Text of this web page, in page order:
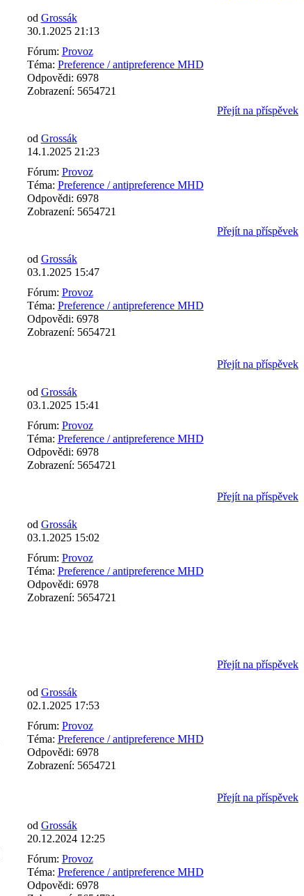
od Grossák
30.1.2025 21:13
Fórum: Provoz
Téma: Preference / antipreference MHD
Odpovědi: 6978
Zobrazení: 5654721
Přejít na příspěvek
od Grossák
14.1.2025 21:23
Fórum: Provoz
Téma: Preference / antipreference MHD
Odpovědi: 6978
Zobrazení: 5654721
Přejít na příspěvek
od Grossák
03.1.2025 15:47
Fórum: Provoz
Téma: Preference / antipreference MHD
Odpovědi: 6978
Zobrazení: 5654721
Přejít na příspěvek
od Grossák
03.1.2025 15:41
Fórum: Provoz
Téma: Preference / antipreference MHD
Odpovědi: 6978
Zobrazení: 5654721
Přejít na příspěvek
od Grossák
03.1.2025 15:02
Fórum: Provoz
Téma: Preference / antipreference MHD
Odpovědi: 6978
Zobrazení: 5654721
Přejít na příspěvek
od Grossák
02.1.2025 17:53
Fórum: Provoz
Téma: Preference / antipreference MHD
Odpovědi: 6978
Zobrazení: 5654721
Přejít na příspěvek
od Grossák
20.12.2024 12:25
Fórum: Provoz
Téma: Preference / antipreference MHD
Odpovědi: 6978